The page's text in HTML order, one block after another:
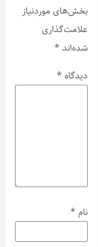
بخش‌های موردنیاز
علامت‌گذاری
شده‌اند *
دیدگاه *
نام *